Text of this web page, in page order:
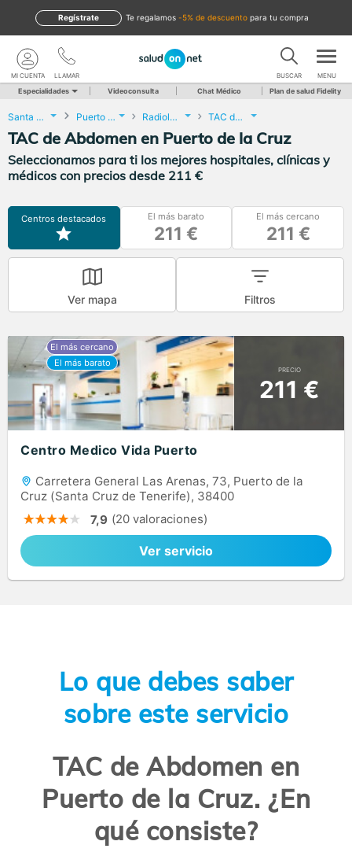
te regalamos -5% de descuento para tu compra
Regístrate
LLAMAR
MI CUENTA BUSCAR MENU
Especialidades Videoconsulta Chat Médico Plan de salud Fidelity
Santa Cruz de Tenerife Puerto de la Cruz Radiología TAC de Abdomen
TAC de Abdomen en Puerto de la Cruz
Seleccionamos para ti los mejores hospitales, clínicas y
médicos con precios desde 211 €
Centros destacados El más barato
211 €
El más cercano
211 €
Ver mapa Filtros
PRECIO
211 €
Centro Medico Vida Puerto
Carretera General Las Arenas, 73, Puerto de la
Cruz (Santa Cruz de Tenerife), 38400
7,9 (20 valoraciones)
Ver servicio
Lo que debes saber
sobre este servicio
TAC de Abdomen en
Puerto de la Cruz. ¿En
qué consiste?